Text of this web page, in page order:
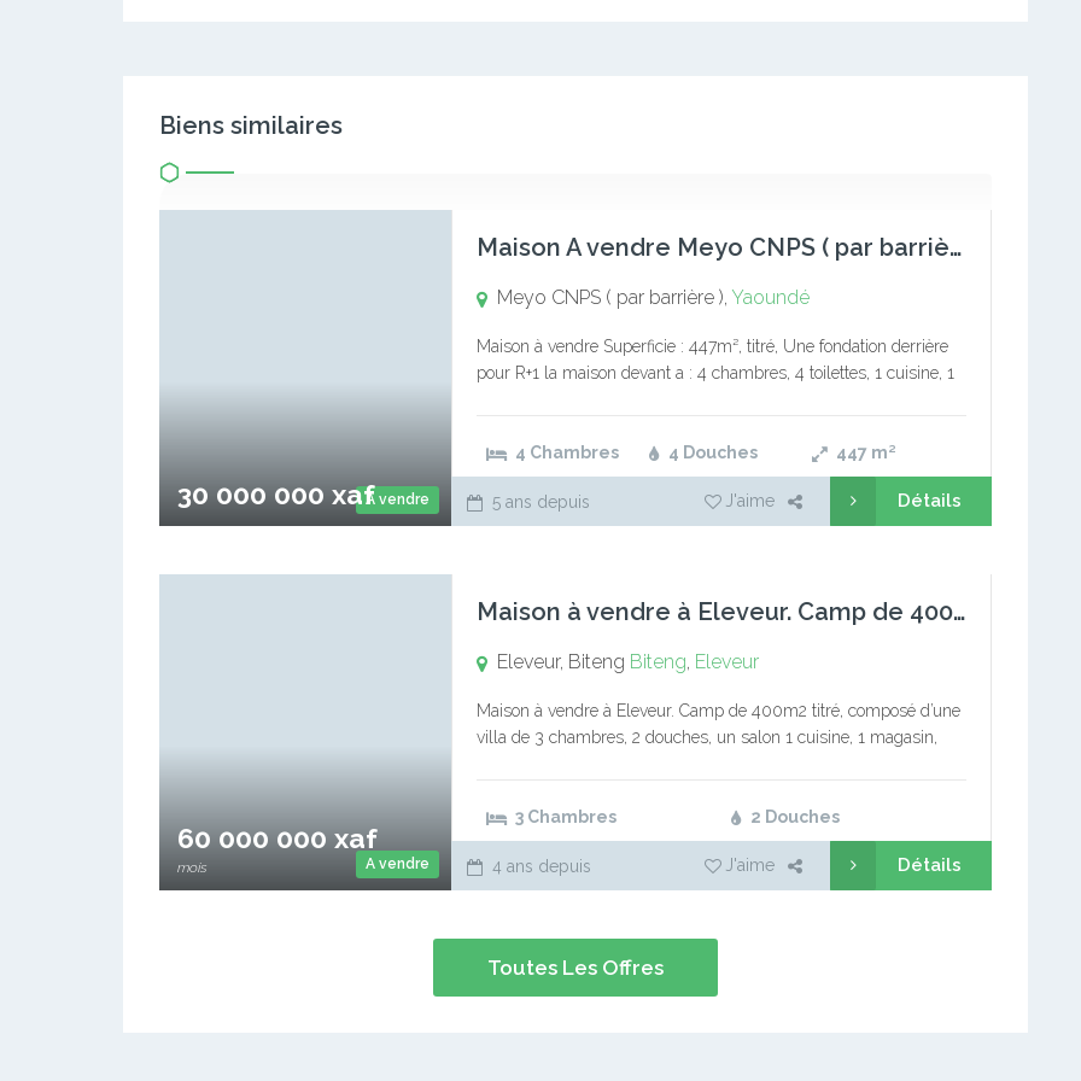
Biens similaires
A vendre
30 000 000 xaf
Maison A vendre Meyo CNPS ( par barrière )
Meyo CNPS ( par barrière ), Yaoundé
Maison à vendre Superficie : 447m², titré, Une fondation derrière
pour R+1 la maison devant a : 4 chambres, 4 toilettes, 1 cuisine, 1
4 Chambres 4 Douches 447 m²
5 ans depuis J'aime Détails
A vendre
60 000 000 xaf
mois
Maison à vendre à Eleveur. Camp de 400m2 titré, composé
Eleveur, Biteng Biteng, Eleveur
Maison à vendre à Eleveur. Camp de 400m2 titré, composé d’une
villa de 3 chambres, 2 douches, un salon 1 cuisine, 1 magasin,
3 Chambres 2 Douches
4 ans depuis J'aime Détails
Toutes Les Offres